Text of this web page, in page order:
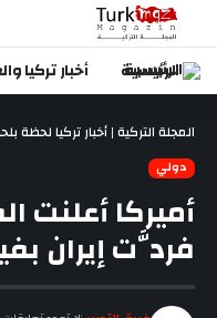
الرئيسية أخبار تركيا
المجلة التركية | أخبار تركيا لحظة
دولي
أميركا أعلنت
فردَّت إيران